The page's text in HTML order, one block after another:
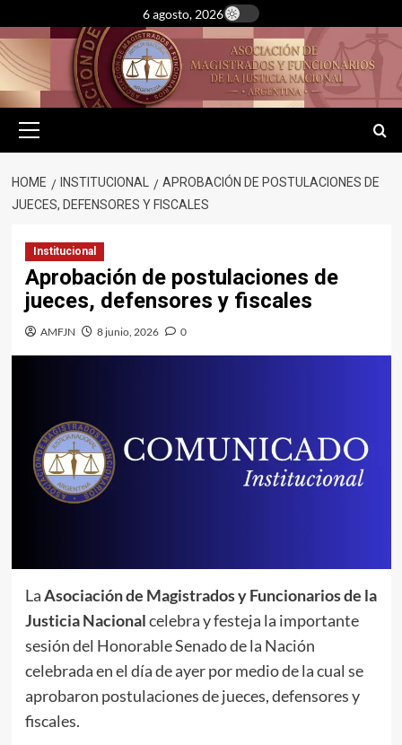
to
content
6 agosto, 2026
Menu
HOME INSTITUCIONAL
APROBACIÓN DE POSTULACIONES DE
JUECES, DEFENSORES Y FISCALES
Institucional
Aprobación de postulaciones de
jueces, defensores y fiscales
AMFJN 8 junio, 2026 0
LaAsociación de Magistrados y Funcionarios de la
Justicia Nacionalcelebra y festeja la importante
sesión del Honorable Senado de la Nación
celebrada en el día de ayer por medio de la cual se
aprobaron postulaciones de jueces, defensores y
fiscales.